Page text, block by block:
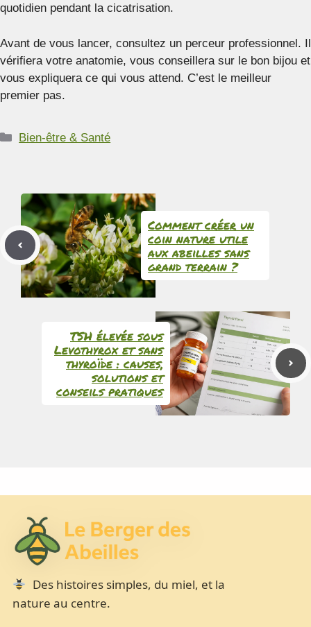
quotidien pendant la cicatrisation.
Avant de vous lancer, consultez un perceur professionnel. Il
vérifiera votre anatomie, vous conseillera sur le bon bijou et
vous expliquera ce qui vous attend. C’est le meilleur
premier pas.
Catégories
Bien-être & Santé
Comment créer un
coin nature utile
aux abeilles sans
grand terrain ?
TSH élevée sous
Levothyrox et sans
thyroïde : causes,
solutions et
conseils pratiques
Des histoires simples, du miel, et la
nature au centre.